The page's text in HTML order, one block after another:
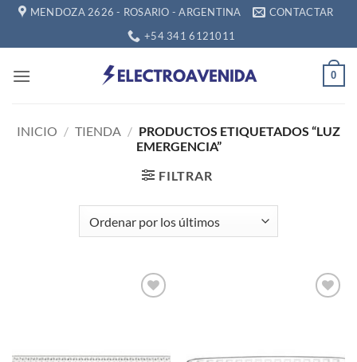
Saltar
contenido
MENDOZA 2626 - ROSARIO - ARGENTINA
CONTACTAR
+54 341 6121011
0
INICIO / TIENDA / PRODUCTOS ETIQUETADOS “LUZ
EMERGENCIA”
FILTRAR